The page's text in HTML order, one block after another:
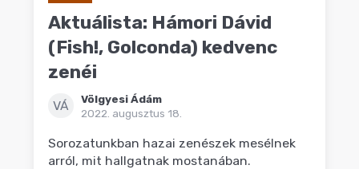
Aktuálista: Hámori Dávid
(Fish!, Golconda) kedvenc
zenéi
VÁ
Völgyesi Ádám
2022. augusztus 18.
Sorozatunkban hazai zenészek mesélnek
arról, mit hallgatnak mostanában.